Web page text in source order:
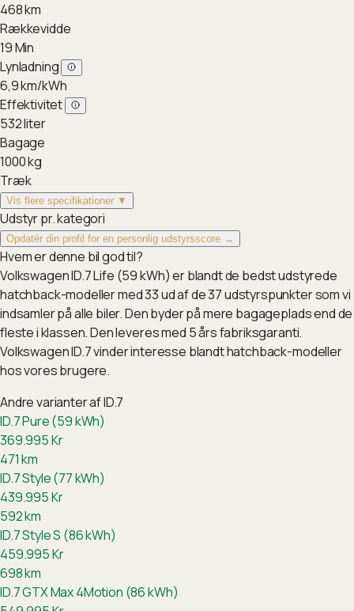
468km
Rækkevidde
19Min
Lynladning
6,9km/kWh
Effektivitet
532liter
Bagage
1000kg
Træk
Vis flere specifikationer ▼
Udstyr pr. kategori
Opdatér din profil for en personlig udstyrsscore →
Hvem er denne bil god til?
Volkswagen ID.7 Life (59 kWh) er blandt de bedst udstyrede
hatchback-modeller med 33 ud af de 37 udstyrspunkter som vi
indsamler på alle biler. Den byder på mere bagageplads end de
fleste i klassen. Den leveres med 5 års fabriksgaranti.
Volkswagen ID.7 vinder interesse blandt hatchback-modeller
hos vores brugere.
Andre varianter afID.7
ID.7 Pure (59 kWh)
369.995Kr
471km
ID.7 Style (77 kWh)
439.995Kr
592km
ID.7 Style S (86 kWh)
459.995Kr
698km
ID.7 GTX Max 4Motion (86 kWh)